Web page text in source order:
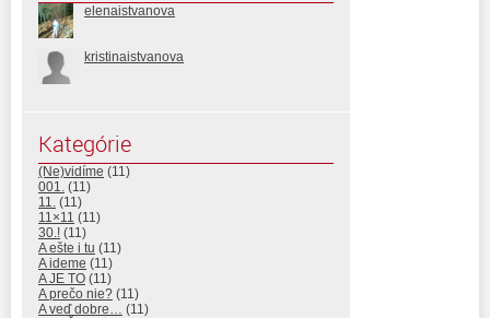
elenaistvanova
kristinaistvanova
Kategórie
(Ne)vidíme (11)
001. (11)
11. (11)
11×11 (11)
30.! (11)
A ešte i tu (11)
A ideme (11)
A JE TO (11)
A prečo nie? (11)
A veď dobre… (11)